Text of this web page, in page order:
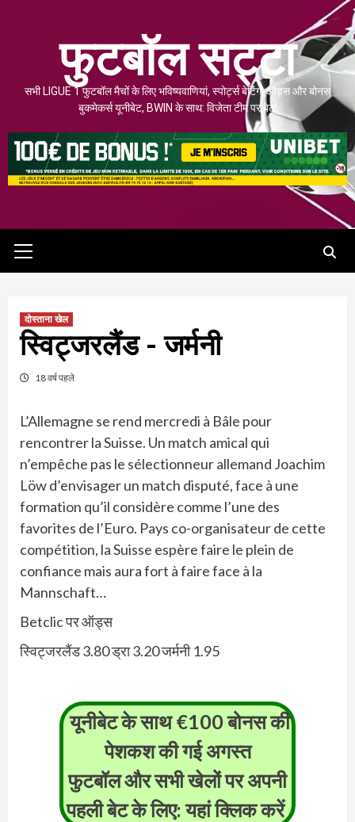
लिए
फुटबॉल सट्टा
सभी LIGUE 1 फुटबॉल मैचों के लिए भविष्यवाणियां, स्पोर्ट्स बेटिंग, ऑड्स और बोनस
बुकमेकर्स यूनीबेट, BWIN के साथ: विजेता टीम पर बेट!
मेनू
दोस्ताना खेल
स्विट्जरलैंड - जर्मनी
18 वर्ष पहले
L’Allemagne se rend mercredi à Bâle pour
rencontrer la Suisse. Un match amical qui
n’empêche pas le sélectionneur allemand Joachim
Löw d’envisager un match disputé, face à une
formation qu’il considère comme l’une des
favorites de l’Euro. Pays co-organisateur de cette
compétition, la Suisse espère faire le plein de
confiance mais aura fort à faire face à la
Mannschaft…
Betclic पर ऑड्स
स्विट्जरलैंड 3.80 ड्रा 3.20 जर्मनी 1.95
यूनीबेट के साथ €100 बोनस की
पेशकश की गईअगस्त
फुटबॉल और सभी खेलों पर अपनी
पहली बेट के लिए: यहां क्लिक करें